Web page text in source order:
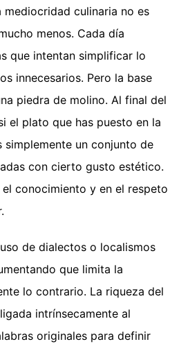
mediocridad culinaria no es
menos. Cada día
que intentan simplificar lo
innecesarios. Pero la base
piedra de molino. Al final del
el plato que has puesto en la
simplemente un conjunto de
con cierto gusto estético.
conocimiento y en el respeto
de dialectos o localismos
que limita la
lo contrario. La riqueza del
intrínsecamente al
originales para definir